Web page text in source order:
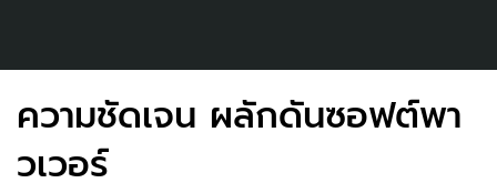
ความชัดเจน ผลักดันซอฟต์พา
วเวอร์